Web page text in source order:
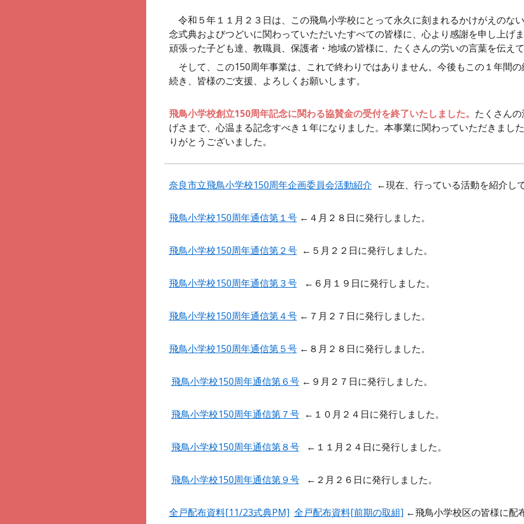
令和５年１１月２３日は、この飛鳥小学校にとって永久に刻まれるかけがえのな
念式典およびつどいに関わっていただいたすべての皆様に、心より感謝を申し上げ
頑張った子ども達、教職員、保護者・地域の皆様に、たくさんの労いの言葉を伝え
そして、この150周年事業は、これで終わりではありません。今後もこの１年間
続き、皆様のご支援、よろしくお願いします。
飛鳥小学校創立150周年記念に関わる協賛金の受付を終了いたしました。 たくさん
げさまで、心温まる記念すべき１年になりました。本事業に関わっていただきまし
りがとうございました。
奈良市立飛鳥小学校150周年企画委員会活動紹介 ←現在、行っている活動を紹介し
飛鳥小学校150周年通信第１号←４月２８日に発行しました。
飛鳥小学校150周年通信第２号 ← ５ 月２ ２ 日に発行しました。
飛鳥小学校150周年通信第３号 ← ６ 月 １９ 日に発行しました。
飛鳥小学校150周年通信第４号←７月２７日に発行しました。
飛鳥小学校150周年通信第５号←８月２８日に発行しました。
飛鳥小学校150周年通信第６号 ← ９ 月２ ７ 日に発行しました。
飛鳥小学校150周年通信第７号 ← １０ 月２ ４ 日に発行しました。
飛鳥小学校150周年通信第８号 ←１ １ 月２ ４ 日に発行しました。
飛鳥小学校150周年通信第９号 ← ２ 月２ ６ 日に発行しました。
全戸配布資料[11/23式典PM] 全戸配布資料[前期の取組] ←飛鳥小学校区の皆様に配